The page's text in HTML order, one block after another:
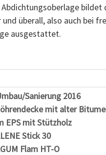
bildet
und überall, also auch
ausgestattet.
Sanierung 2016
mit alter
EPS mit Stützholz
Stick 30
Flam HT-O